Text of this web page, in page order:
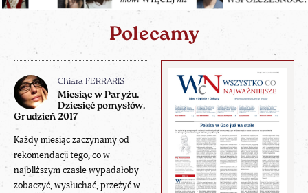
Polecamy
Chiara FERRARIS
Miesiąc w Paryżu.
Dziesięć pomysłów.
Grudzień 2017
Każdy miesiąc zaczynamy od
rekomendacji tego, co w
najbliższym czasie wypadałoby
zobaczyć, wysłuchać, przeżyć w